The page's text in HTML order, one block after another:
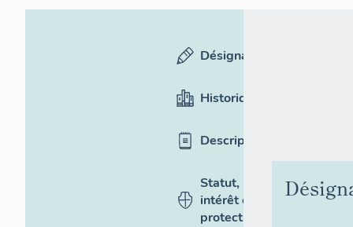
Désignation
Historique
Description
Statut,
intérêt et
protection